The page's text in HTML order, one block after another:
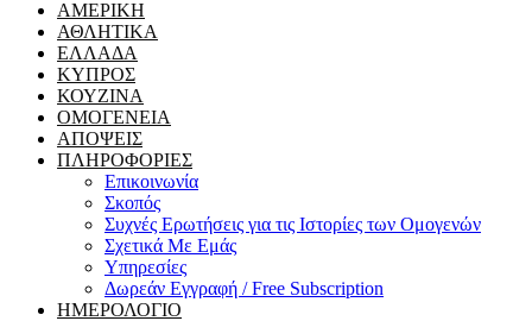
ΑΜΕΡΙΚΗ
ΑΘΛΗΤΙΚΑ
ΕΛΛΑΔΑ
ΚΥΠΡΟΣ
ΚΟΥΖΙΝΑ
ΟΜΟΓΕΝΕΙΑ
ΑΠΟΨΕΙΣ
ΠΛΗΡΟΦΟΡΙΕΣ
Επικοινωνία
Σκοπός
Συχνές Ερωτήσεις για τις Ιστορίες των Ομογενών
Σχετικά Με Εμάς
Υπηρεσίες
Δωρεάν Εγγραφή / Free Subscription
ΗΜΕΡΟΛΟΓΙΟ